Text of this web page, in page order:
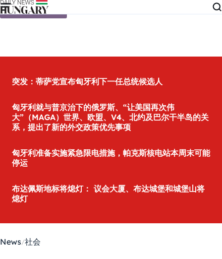
Skip to content
突发：蒂萨党宣布匈牙利下一任总统候选人
匈牙利就与普京治下的俄罗斯、“让美国再次伟
大”（MAGA）世界、欧盟、V4、北约及巴尔干半岛的关
系，提出了新的外交政策优先事项
匈牙利准备实施紧急限电措施，帕克斯核电站本周末可能
停运
布达佩斯地标将熄灯： 议会大厦、布达城堡和城堡山将
熄灯
News 社会